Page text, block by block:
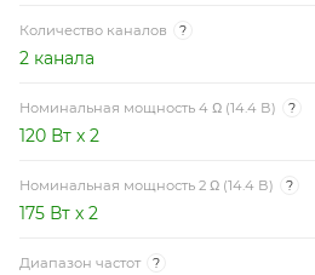
Количество каналов ?
2 канала
Номинальная мощность 4 Ω (14.4 В) ?
120 Вт x 2
Номинальная мощность 2 Ω (14.4 В) ?
175 Вт x 2
Диапазон частот ?